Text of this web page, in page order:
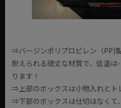
⇒バージンポリプロピレン（PP)
耐えられる頑丈な材質で、低温
ります！
⇒上部のボックスは小物入れとト
⇒下部のボックスは仕切はなくて